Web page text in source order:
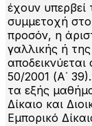
έχουν υπερβεί
συμμετοχή στο
προσόν, η
γαλλικής ή
50/2001 (Α΄
τα εξής
Δίκαιο και
Εμπορικό